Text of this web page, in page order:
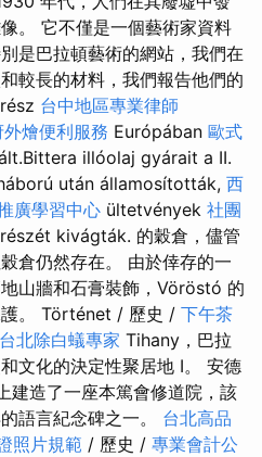
。 它不僅是一個藝術家資料
是巴拉頓藝術的網站，我們在
較長的材料，我們報告他們的
台中地區專業律師
燴便利服務 Európában 歐式
illóolaj gyárait a II.
után államosították, 西
廣學習中心 ültetvények 社團
kivágták. 的穀倉，儘管
倉仍然存在。 由於倖存的一
山牆和石膏裝飾，Vöröstó 的
護。 Történet / 歷史 / 下午茶
台北除白蟻專家 Tihany，巴拉
文化的決定性聚居地 I。 安德
建造了一座本篤會修道院，該
語言紀念碑之一。 台北高品
照片規範 / 歷史 / 專業會計公